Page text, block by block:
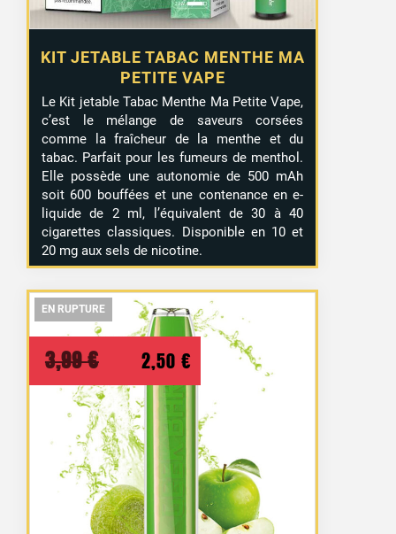
KIT JETABLE TABAC MENTHE MA
PETITE VAPE
Le Kit jetable Tabac Menthe Ma Petite Vape,
c’est le mélange de saveurs corsées
comme la fraîcheur de la menthe et du
tabac. Parfait pour les fumeurs de menthol.
Elle possède une autonomie de 500 mAh
soit 600 bouffées et une contenance en e-
liquide de 2 ml, l’équivalent de 30 à 40
cigarettes classiques. Disponible en 10 et
20 mg aux sels de nicotine.
EN RUPTURE
EN RUPTURE
3,99€
Le
prix
initial
était :
3,99 €.
2,50 €
prix
actuel
est :
2,50 €.
EN RUPTURE